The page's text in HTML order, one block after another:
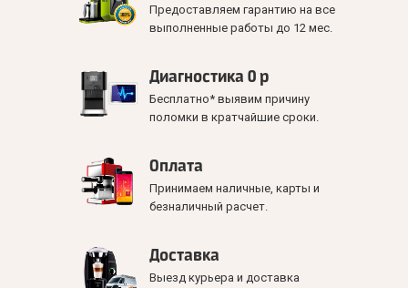
Предоставляем гарантию на все
выполненные работы до 12 мес.
Диагностика 0 р
Бесплатно* выявим причину
поломки в кратчайшие сроки.
Оплата
Принимаем наличные, карты и
безналичный расчет.
Доставка
Выезд курьера и доставка